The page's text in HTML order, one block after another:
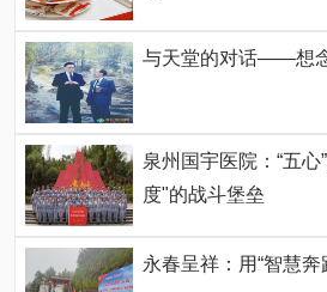
与天堂的对话——想
泉州国宇医院：“五
度"的战斗堡垒
永春呈祥：用“智慧